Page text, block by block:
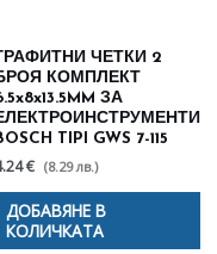
ГРАФИТНИ ЧЕТКИ 2
КОМПЛЕКТ
ЗА
TIPI GWS 7-115
€ (8.29 лв.)
ДОБАВЯНЕ В
КОЛИЧКАТА